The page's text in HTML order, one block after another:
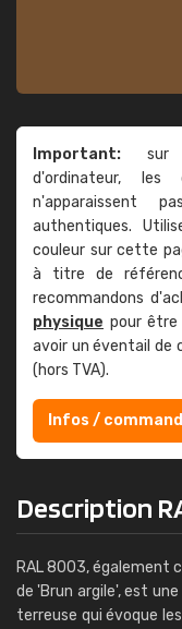
Important: sur
d'ordinateur, les
n'apparaissent
authentiques.
couleur sur cette
à titre de
recommandons
physique pour être
avoir un éventail de
(hors TVA).
Infos /
Description
RAL 8003, également
de 'Brun argile', est
terreuse qui évoque